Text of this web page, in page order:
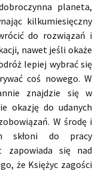
planeta,
kilkumiesięczny
do rozwiązań i
nawet jeśli okaże
lepiej wybrać się
coś nowego. W
znajdzie się w
okazję do udanych
W środę i
skłoni do pracy
zapowiada się nad
że Księżyc zagości